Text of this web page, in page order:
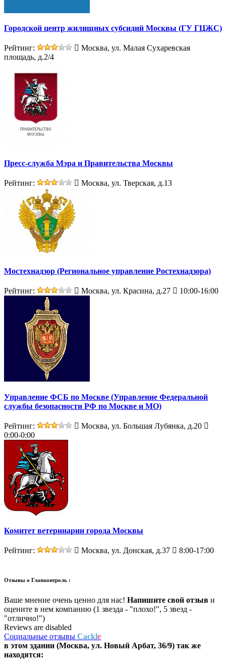
Городской центр жилищных субсидий Москвы (ГУ ГЦЖС)
Рейтинг:
Москва, ул. Малая Сухаревская
площадь, д.2/4
Пресс-служба Мэра и Правительства Москвы
Рейтинг: Москва, ул. Тверская, д.13
Мостехнадзор (Региональное управление Ростехнадзора)
Рейтинг: Москва, ул. Красина, д.27 10:00-16:00
Управление ФСБ по Москве (Управление Федеральной
службы безопасности РФ по Москве и МО)
Рейтинг:
Москва, ул. Большая Лубянка, д.20
0:00-0:00
Комитет ветеринарии города Москвы
Рейтинг: Москва, ул. Донская, д.37 8:00-17:00
Отзывы о Главконтроль :
Ваше мнение очень ценно для нас! Напишите свой отзыв и
оцените в нем компанию (1 звезда - "плохо!", 5 звезд -
"отлично!")
Reviews are disabled
Социальные отзывы Cackle
в этом здании (Москва, ул. Новый Арбат, 36/9) так же
находятся: